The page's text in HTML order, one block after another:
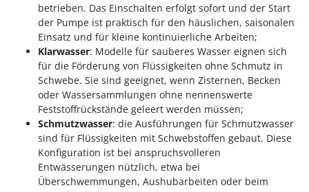
betrieben. Das Einschalten erfolgt sofort und der Start
der Pumpe ist praktisch für den häuslichen, saisonalen
Einsatz und für kleine kontinuierliche Arbeiten;
Klarwasser: Modelle für sauberes Wasser eignen sich
für die Förderung von Flüssigkeiten ohne Schmutz in
Schwebe. Sie sind geeignet, wenn Zisternen, Becken
oder Wassersammlungen ohne nennenswerte
Feststoffrückstände geleert werden müssen;
Schmutzwasser: die Ausführungen für Schmutzwasser
sind für Flüssigkeiten mit Schwebstoffen gebaut. Diese
Konfiguration ist bei anspruchsvolleren
Entwässerungen nützlich, etwa bei
Überschwemmungen, Aushubarbeiten oder beim